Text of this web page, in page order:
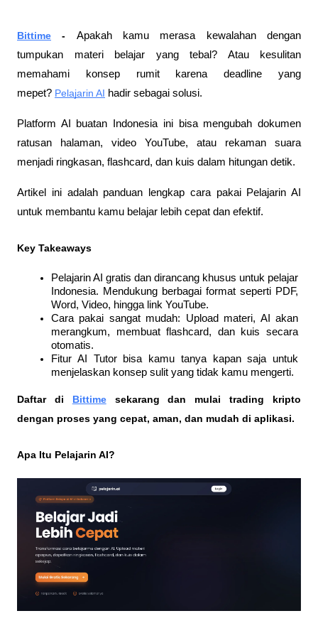
Bittime - Apakah kamu merasa kewalahan dengan
tumpukan materi belajar yang tebal? Atau kesulitan
memahami konsep rumit karena deadline yang
mepet? Pelajarin AI hadir sebagai solusi.
Platform AI buatan Indonesia ini bisa mengubah dokumen
ratusan halaman, video YouTube, atau rekaman suara
menjadi ringkasan, flashcard, dan kuis dalam hitungan detik.
Artikel ini adalah panduan lengkap cara pakai Pelajarin AI
untuk membantu kamu belajar lebih cepat dan efektif.
Key Takeaways
Pelajarin AI gratis dan dirancang khusus untuk pelajar
Indonesia. Mendukung berbagai format seperti PDF,
Word, Video, hingga link YouTube.
Cara pakai sangat mudah: Upload materi, AI akan
merangkum, membuat flashcard, dan kuis secara
otomatis.
Fitur AI Tutor bisa kamu tanya kapan saja untuk
menjelaskan konsep sulit yang tidak kamu mengerti.
Daftar di Bittime sekarang dan mulai trading kripto
dengan proses yang cepat, aman, dan mudah di aplikasi.
Apa Itu Pelajarin AI?